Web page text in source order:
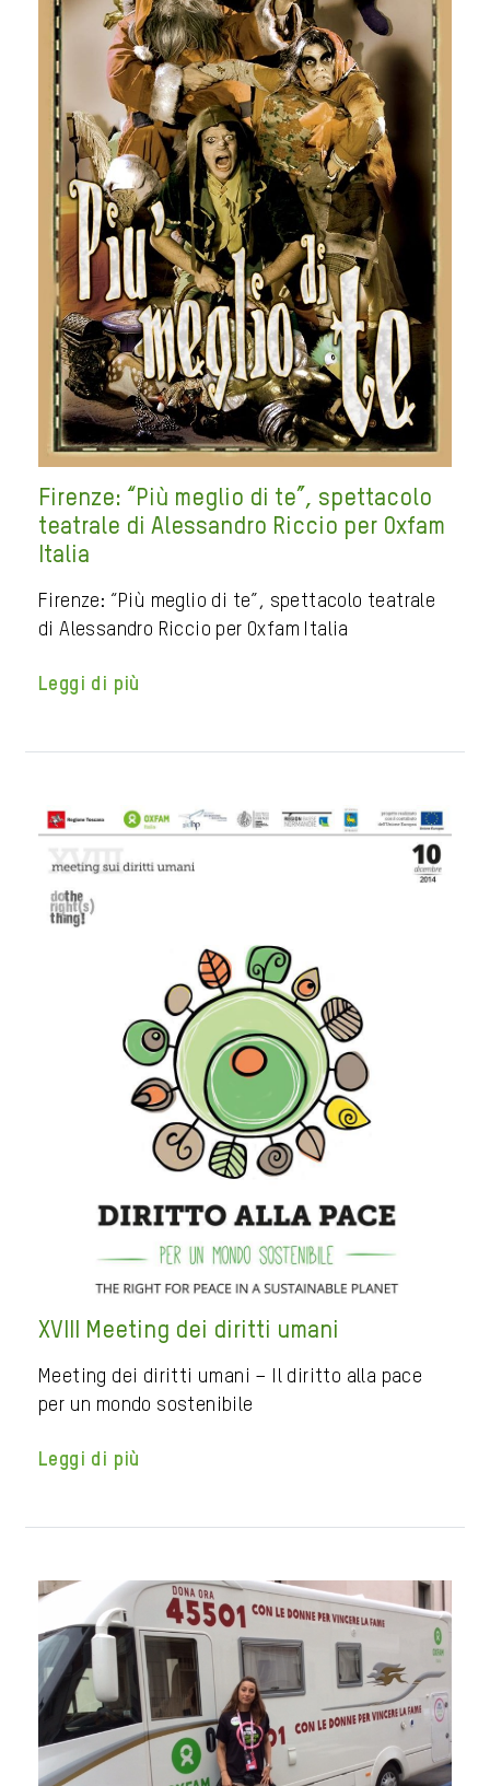
Firenze: “Più meglio di te”, spettacolo
teatrale di Alessandro Riccio per Oxfam
Italia
Firenze: “Più meglio di te”, spettacolo teatrale
di Alessandro Riccio per Oxfam Italia
Leggi di più
XVIII Meeting dei diritti umani
Meeting dei diritti umani – Il diritto alla pace
per un mondo sostenibile
Leggi di più